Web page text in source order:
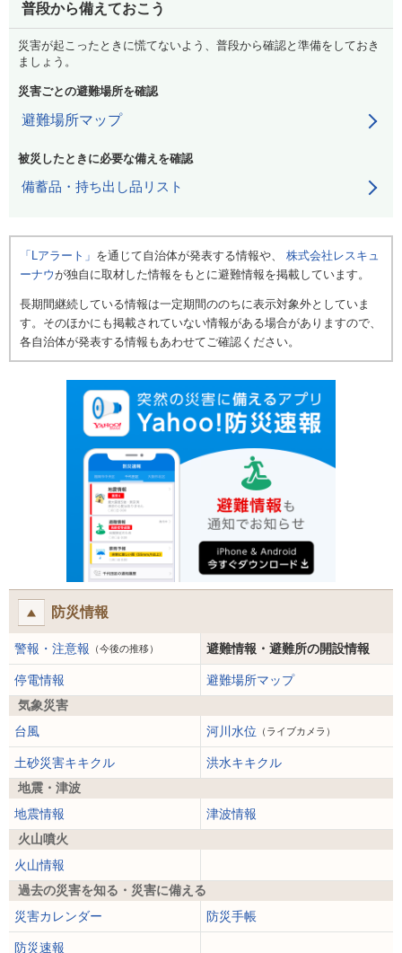
普段から備えておこう
災害が起こったときに慌てないよう、普段から確認と準備をしておき
ましょう。
災害ごとの避難場所を確認
避難場所マップ
被災したときに必要な備えを確認
備蓄品・持ち出し品リスト
「Lアラート」 を通じて自治体が発表する情報や、 株式会社レスキュ
ーナウが独自に取材した情報をもとに避難情報を掲載しています。
長期間継続している情報は一定期間ののちに表示対象外としていま
す。そのほかにも掲載されていない情報がある場合がありますので、
各自治体が発表する情報もあわせてご確認ください。
防災情報
警報・注意報 （今後の推移） 避難情報・避難所の開設情報
停電情報
避難場所マップ
気象災害
台風
河川水位 （ライブカメラ）
土砂災害キキクル
洪水キキクル
地震・津波
地震情報
津波情報
火山噴火
火山情報
過去の災害を知る・災害に備える
災害カレンダー
防災手帳
防災速報